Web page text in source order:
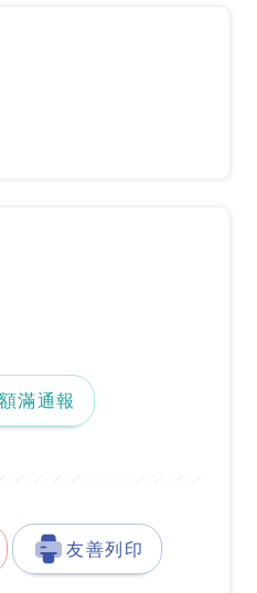
地圖『另開新視窗』
額滿通報
友善列印